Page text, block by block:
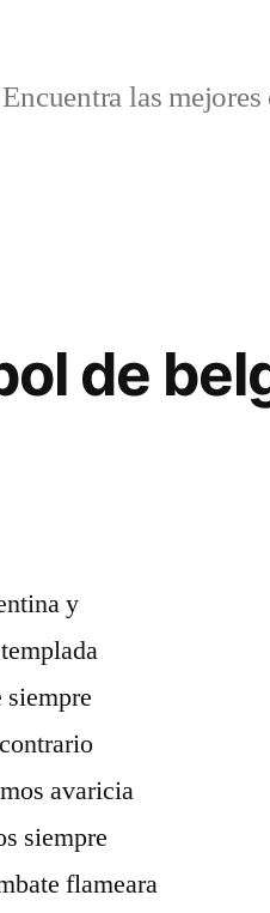
Encuentra las
de
y
siempre
avaricia
siempre
flameara